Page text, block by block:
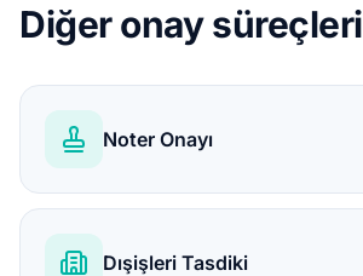
Diğer onay süreçleri
Noter Onayı
Dışişleri Tasdiki